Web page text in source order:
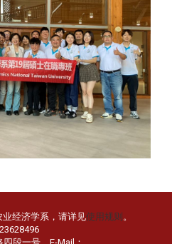
经济学系，请详见使用规则 。